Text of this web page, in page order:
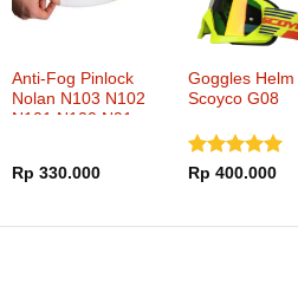
Anti-Fog Pinlock
Nolan N103 N102
N101 N100 N91
Rp 330.000
Goggles Helm
Scoyco G08
Dinilai5
Rp 400.000